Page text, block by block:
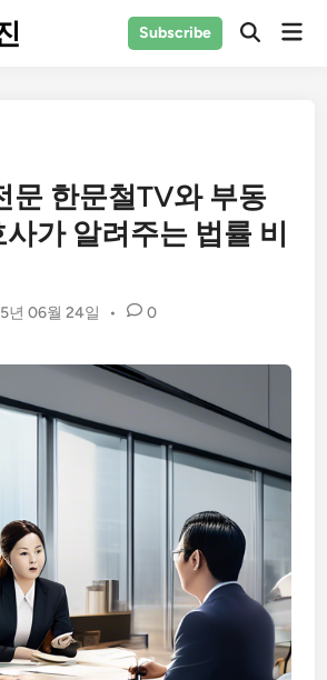
Subscribe
문 한문철TV와 부동
가 알려주는 법률 비
년 06월 24일 • 0